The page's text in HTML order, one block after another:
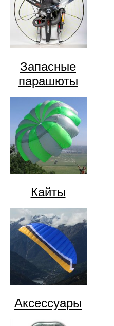
Запасные
парашюты
Кайты
Аксессуары